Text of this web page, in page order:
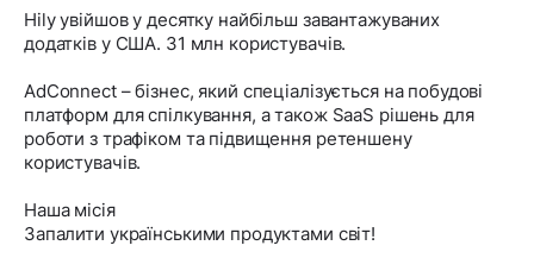
Hily увійшов у десятку найбільш завантажуваних
додатків у США. 31 млн користувачів.
AdConnect – бізнес, який спеціалізується на побудові
платформ для спілкування, а також SaaS рішень для
роботи з трафіком та підвищення ретеншену
користувачів.
Наша місія
Запалити українськими продуктами світ!